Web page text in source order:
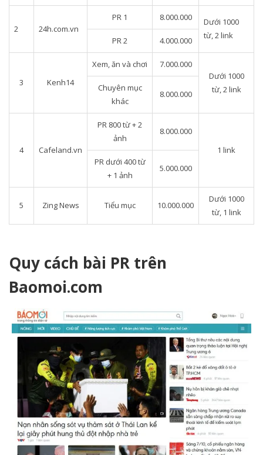
2 24h.com.vn
PR 1 8.000.000
Dưới 1000
từ, 2 link
PR 2 4.000.000
3 Kenh14
Xem, ăn và chơi
7.000.000
Dưới 1000
từ, 2 link
Chuyên mục
khác
8.000.000
4 Cafeland.vn
PR 800 từ + 2
ảnh
8.000.000
1 link
PR dưới 400 từ
+ 1 ảnh
5.000.000
5 Zing News Tiểu mục 10.000.000
Dưới 1000
từ, 1 link
Quy cách bài PR trên
Baomoi.com